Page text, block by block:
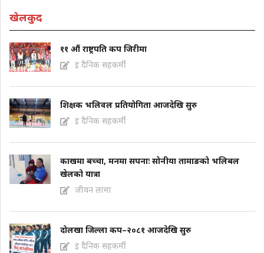
खेलकुद
११ औं राष्ट्रपति कप जिरीमा
इ दैनिक सहकर्मी
शिक्षक भलिवल प्रतियोगिता आजदेखि सुरु
इ दैनिक सहकर्मी
काखमा बच्चा, मनमा सपनाः सोनीया तामाङको भलिबल
खेलको यात्रा
जीवन लामा
दोलखा जिल्ला कप–२०८१ आजदेखि सुरु
इ दैनिक सहकर्मी